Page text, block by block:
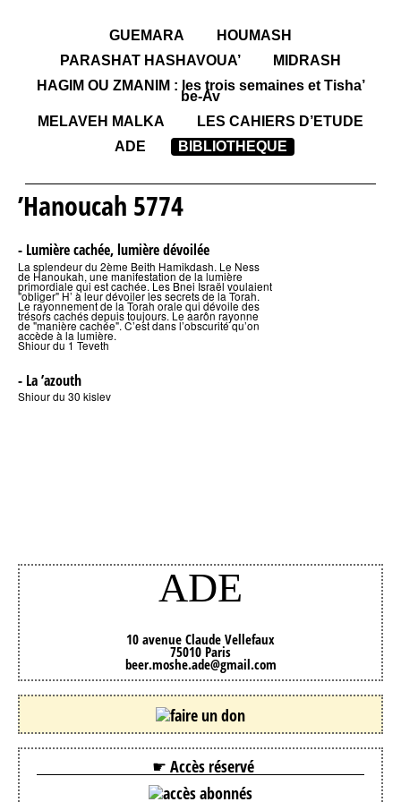
GUEMARA
HOUMASH
PARASHAT HASHAVOUA’
MIDRASH
HAGIM OU ZMANIM : les trois semaines et Tisha’
be-Av
MELAVEH MALKA
LES CAHIERS D’ETUDE
ADE
BIBLIOTHEQUE
’Hanoucah 5774
- Lumière cachée, lumière dévoilée
La splendeur du 2ème Beith Hamikdash. Le Ness
de Hanoukah, une manifestation de la lumière
primordiale qui est cachée. Les Bnei Israël voulaient
"obliger" H’ à leur dévoiler les secrets de la Torah.
Le rayonnement de la Torah orale qui dévoile des
trésors cachés depuis toujours. Le aarôn rayonne
de "manière cachée". C’est dans l’obscurité qu’on
accède à la lumière.
Shiour du 1 Teveth
- La ’azouth
Shiour du 30 kislev
ADE
10 avenue Claude Vellefaux
75010 Paris
beer.moshe.ade@gmail.com
☛ Accès réservé